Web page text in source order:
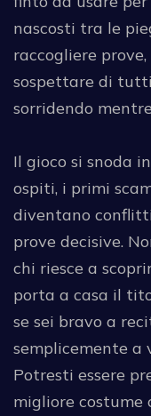
nascosti tra le
raccogliere
sospettare di
sorridendo
Il gioco si snoda
ospiti, i primi
diventano
prove decisive.
chi riesce a
porta a casa il
se sei bravo a
semplicemente a
Potresti essere
migliore costume